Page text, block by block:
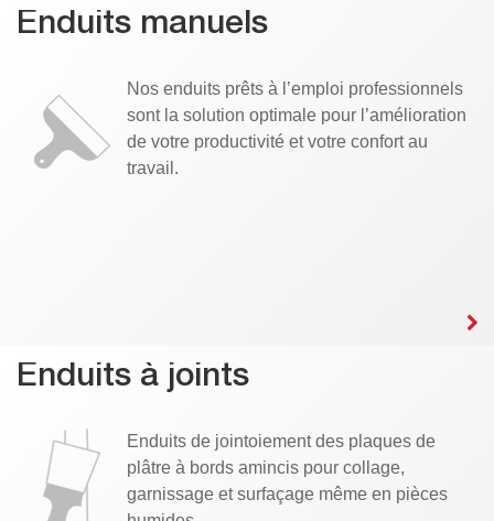
Enduits manuels
Nos enduits prêts à l’emploi professionnels
sont la solution optimale pour l’amélioration
de votre productivité et votre confort au
travail.
Enduits à joints
Enduits de jointoiement des plaques de
plâtre à bords amincis pour collage,
garnissage et surfaçage même en pièces